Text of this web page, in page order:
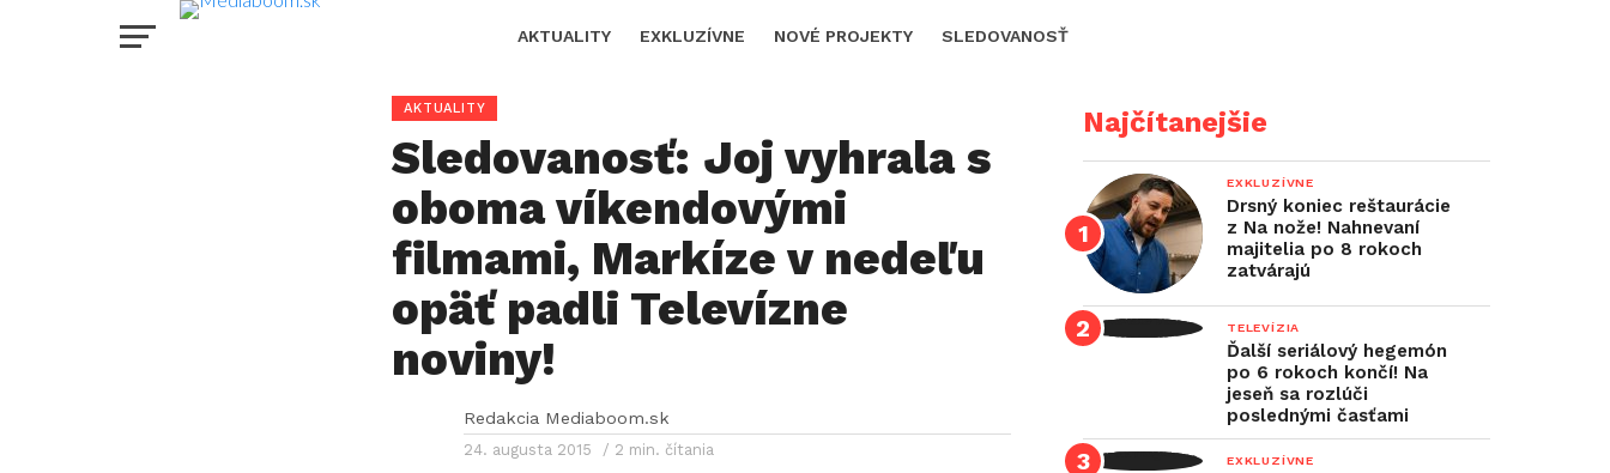
AKTUALITY EXKLUZÍVNE NOVÉ PROJEKTY SLEDOVANOSŤ
AKTUALITY
Sledovanosť: Joj vyhrala s
oboma víkendovými
filmami, Markíze v nedeľu
opäť padli Televízne
noviny!
Redakcia Mediaboom.sk
24. augusta 2015 / 2 min. čítania
Najčítanejšie
EXKLUZÍVNE
Drsný koniec reštaurácie
z Na nože! Nahnevaní
majitelia po 8 rokoch
zatvárajú
TELEVÍZIA
Ďalší seriálový hegemón
po 6 rokoch končí! Na
jeseň sa rozlúči
poslednými časťami
EXKLUZÍVNE